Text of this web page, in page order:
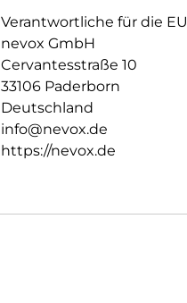
Verantwortliche für die EU
nevox GmbH
Cervantesstraße 10
33106 Paderborn
Deutschland
info@nevox.de
https://nevox.de